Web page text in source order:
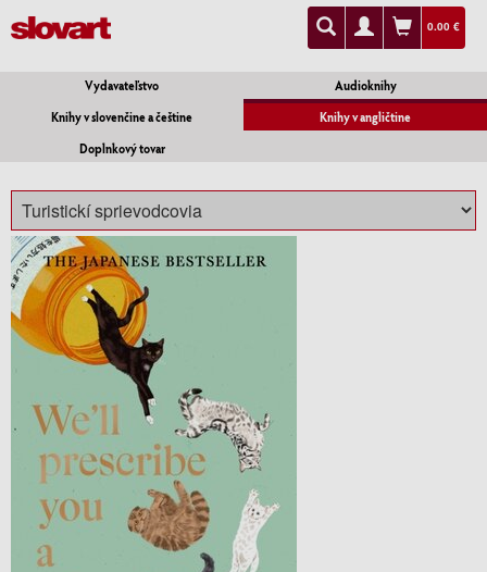
0.00 €
Vydavateľstvo
Audioknihy
Knihy v slovenčine a češtine
Knihy v angličtine
Doplnkový tovar